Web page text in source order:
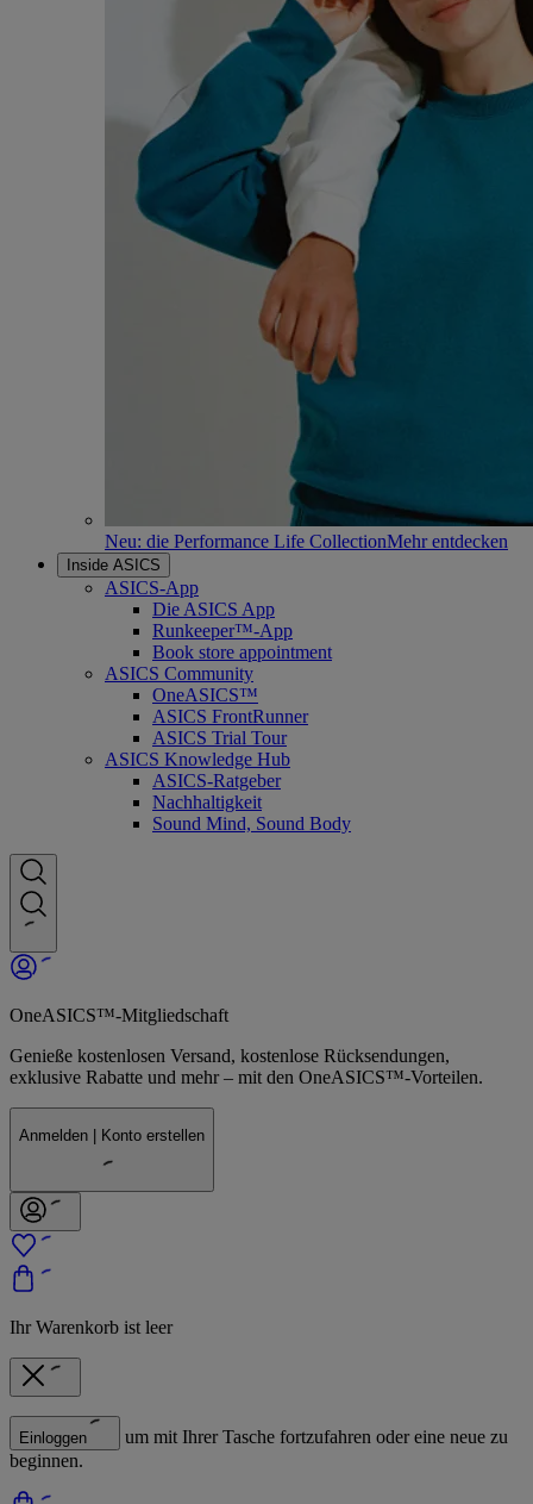
Neu: die Performance Life CollectionMehr entdecken
Inside ASICS
ASICS-App
Die ASICS App
Runkeeper™-App
Book store appointment
ASICS Community
OneASICS™
ASICS FrontRunner
ASICS Trial Tour
ASICS Knowledge Hub
ASICS-Ratgeber
Nachhaltigkeit
Sound Mind, Sound Body
OneASICS™-Mitgliedschaft
Genieße kostenlosen Versand, kostenlose Rücksendungen,
exklusive Rabatte und mehr – mit den OneASICS™-Vorteilen.
Anmelden | Konto erstellen
Ihr Warenkorb ist leer
Einloggen
um mit Ihrer Tasche fortzufahren oder eine neue zu
beginnen.